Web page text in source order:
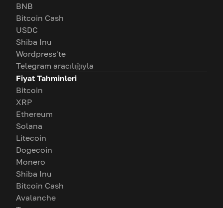
BNB
Bitcoin Cash
USDC
Shiba Inu
Wordpress'te
Telegram aracılığıyla
Fiyat Tahminleri
Bitcoin
XRP
Ethereum
Solana
Litecoin
Dogecoin
Monero
Shiba Inu
Bitcoin Cash
Avalanche